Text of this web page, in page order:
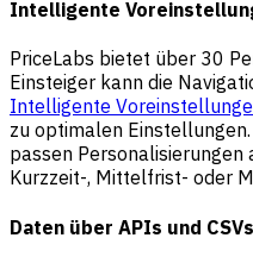
Intelligente
PriceLabs bietet über 30
Einsteiger kann die
Intelligente
zu optimalen
passen
Kurzzeit-, Mittelfrist- oder
Daten über APIs und